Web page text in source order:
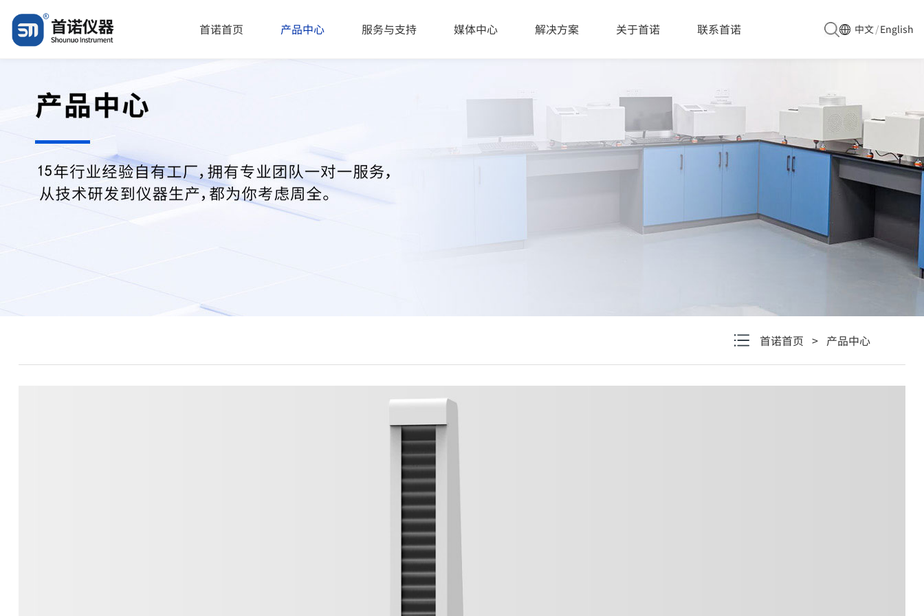
首诺首页 产品中心 服务与支持 媒体中心 解决方案 关于首诺 联系首诺 中文/English
首诺首页 > 产品中心